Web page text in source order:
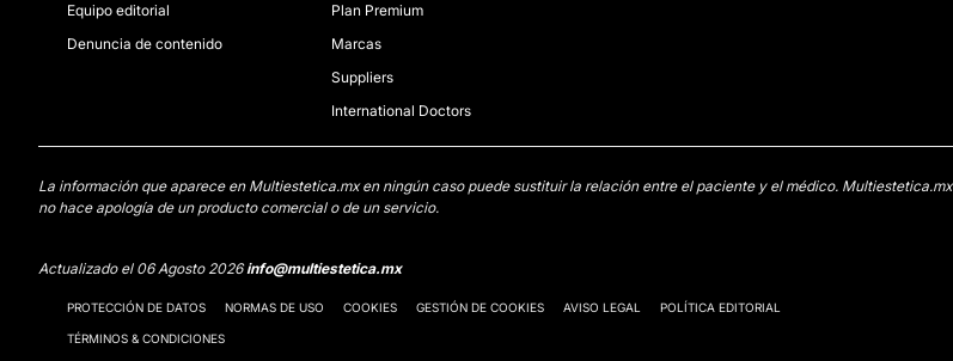
Equipo editorial
Denuncia de contenido
Plan Premium
Marcas
Suppliers
International Doctors
La información que aparece en Multiestetica.mx en ningún caso puede sustituir la relación entre el paciente y el médico. Multiestetica.mx
no hace apología de un producto comercial o de un servicio.
Actualizado el 06 Agosto 2026info@multiestetica.mx
PROTECCIÓN DE DATOS NORMAS DE USO COOKIES GESTIÓN DE COOKIES AVISO LEGAL POLÍTICA EDITORIAL
TÉRMINOS & CONDICIONES